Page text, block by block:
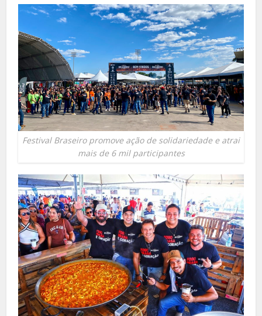
Festival Braseiro promove ação de solidariedade e atrai
mais de 6 mil participantes